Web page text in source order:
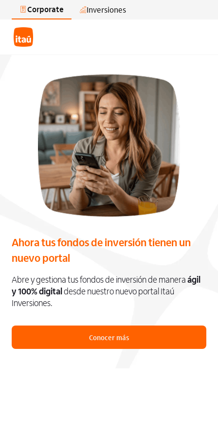
Saltar al contenido principal
Corporate Inversiones
Ahora tus fondos de inversión tienen un
nuevo portal
Abre y gestiona tus fondos de inversión de manera ágil
y 100% digitaldesde nuestro nuevo portal Itaú
Inversiones.
Conocer más